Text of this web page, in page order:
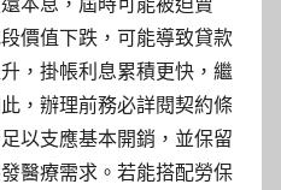
本息，屆時可能被迫賣
價值下跌，可能導致貸款
，掛帳利息累積更快，繼
，辦理前務必詳閱契約條
以支應基本開銷，並保留
醫療需求。若能搭配勞保